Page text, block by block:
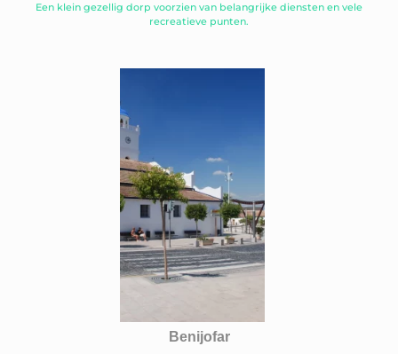
Een klein gezellig dorp voorzien van belangrijke diensten en vele
recreatieve punten.
Benijofar